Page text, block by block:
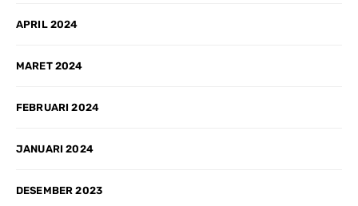
APRIL 2024
MARET 2024
FEBRUARI 2024
JANUARI 2024
DESEMBER 2023